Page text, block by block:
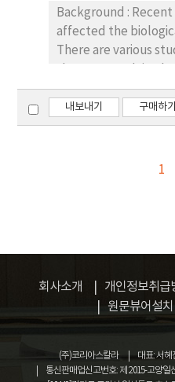
야외 에서 방울솜을 턴
펄프 10% 를 중량비율
에 발효된 우량 폐 면배
1%를 첨가하여 혼합,
봉지배지로 입봉, 액체
발효(관행) 재배배지에
서 1.3개 증가하고 수량
Background :
affected the
There are various
purpose of this
timing of flowering
predict the
meteorological
temperature and
5℃, 10℃ or more and
sunshine at 0℃ or
area and flowering
Schisandra
meteorological data
Meteorological
내보내기 구매하기
1
회사소개 개인정보취급
원문뷰어설치
(주)코리아스칼라 대표: 서혜
통신판매업신고번호: 제 2015-고양일